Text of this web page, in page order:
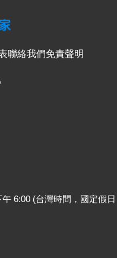
聯絡我們免責聲明
6:00 (台灣時間，國定假日